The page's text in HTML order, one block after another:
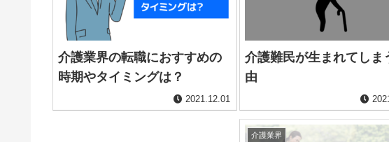
介護業界の転職におすすめの
時期やタイミングは？
2021.12.01
介護難民が生まれてしま
由
介護業界